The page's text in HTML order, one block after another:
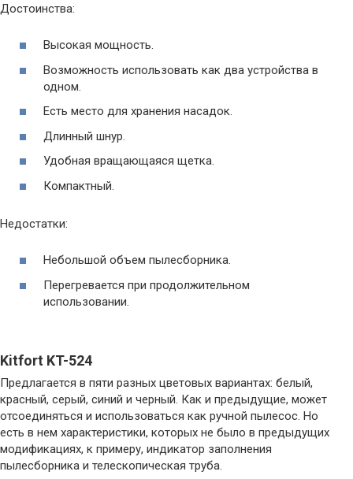
Достоинства:
Высокая мощность.
Возможность использовать как два устройства в
одном.
Есть место для хранения насадок.
Длинный шнур.
Удобная вращающаяся щетка.
Компактный.
Недостатки:
Небольшой объем пылесборника.
Перегревается при продолжительном
использовании.
Kitfort KT-524
Предлагается в пяти разных цветовых вариантах: белый,
красный, серый, синий и черный. Как и предыдущие, может
отсоединяться и использоваться как ручной пылесос. Но
есть в нем характеристики, которых не было в предыдущих
модификациях, к примеру, индикатор заполнения
пылесборника и телескопическая труба.